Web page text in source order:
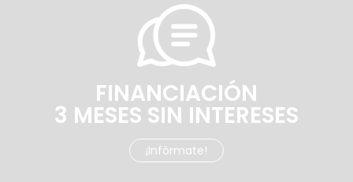
FINANCIACIÓN
3 MESES SIN INTERESES
¡Infórmate!